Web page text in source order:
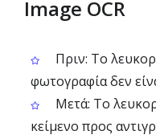
Image OCR
Πριν: Το
φωτογραφία δεν
Μετά: Το
κείμενο προς